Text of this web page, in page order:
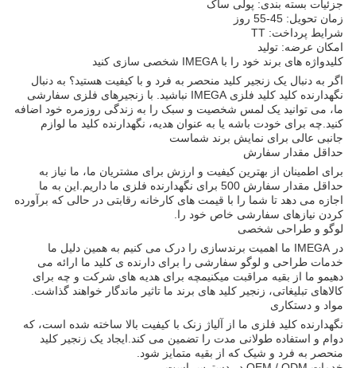
جزئیات بسته بندی: پولی ساک
زمان تحویل: 45-55 روز
شرایط پرداخت: TT
امکان عرضه: تولید
کلیدواژه های برند خود را با IMEGA شخصی سازی کنید
اگر به دنبال یک زنجیر کلید منحصر به فرد و با کیفیت هستید؟ به دنبال
نگهدارنده کلید کلید فلزی IMEGA نباشید. با زنجیرهای فلزی سفارشی
ما، می توانید یک لمس شخصیت و سبک را به زندگی روزمره خود اضافه
کنید.چه برای خودت باشه یا به عنوان هدیه، نگهدارنده کلید ما لوازم
جانبی عالی برای نمایش برند شماست
حداقل مقدار سفارش
برای اطمینان از بهترین کیفیت و ارزش برای مشتریان ما، ما نیاز به
حداقل مقدار سفارش 500 برای نگهدارنده فلزی ما داریم.این به ما
اجازه می دهد تا شما را با قیمت های کارخانه رقابتی در حالی که برآورده
کردن نیازهای سفارشی خاص خود را.
لوگو و طراحی شخصی
در IMEGA ما اهمیت برندسازی را درک می کنیم به همین دلیل ما
خدمات طراحی و لوگو سفارشی را برای دارنده ی کلید ما ارائه می
دهیمو ما از بقیه مراقبت میکنیمچه برای هدیه های شرکت و چه برای
کالاهای تبلیغاتی، زنجیر کلید های برند ما تاثیر ماندگار خواهند گذاشت.
مواد و دستکاری
نگهدارنده کلید فلزی ما از آلیاژ زنک با کیفیت بالا ساخته شده است، که
دوام و استفاده طولانی مدت را تضمین می کند.ایجاد یک زنجیر کلید
منحصر به فرد و شیک که از بقیه متمایز شود.